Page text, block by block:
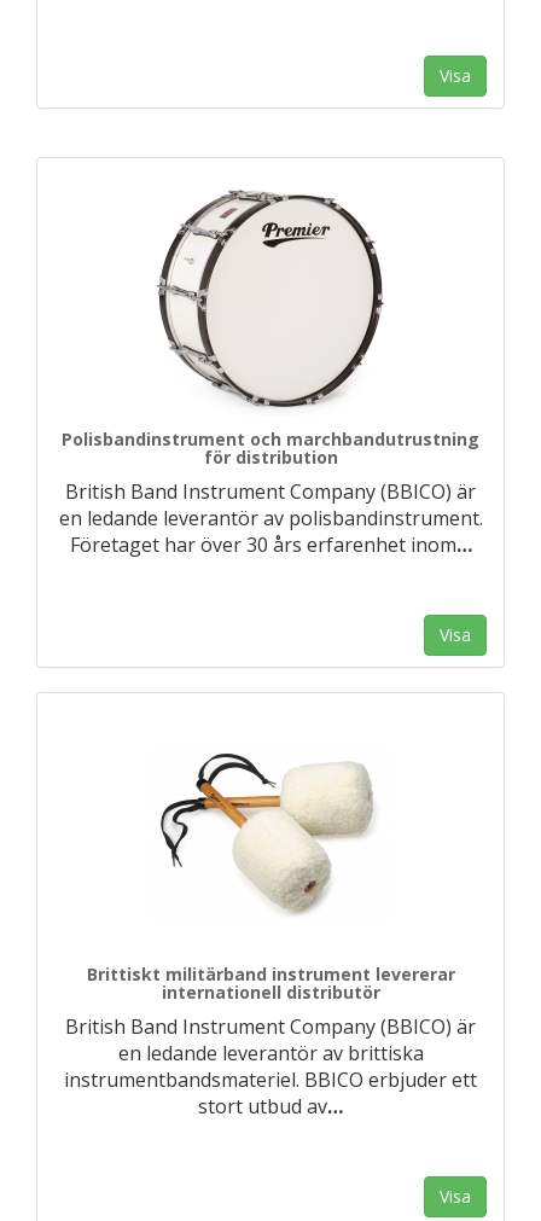
Visa
Polisbandinstrument och marchbandutrustning
för distribution
British Band Instrument Company (BBICO) är
en ledande leverantör av polisbandinstrument.
Företaget har över 30 års erfarenhet inom…
Visa
Brittiskt militärband instrument levererar
internationell distributör
British Band Instrument Company (BBICO) är
en ledande leverantör av brittiska
instrumentbandsmateriel. BBICO erbjuder ett
stort utbud av…
Visa